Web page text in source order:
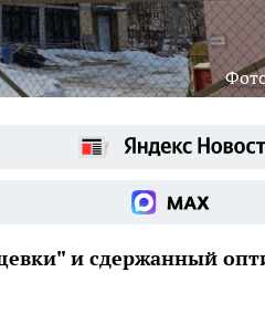
и сдержанный